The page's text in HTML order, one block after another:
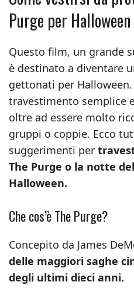
Purge per Halloween
Questo film, un grande
è destinato a diventare
gettonati per
travestimento semplice
oltre ad essere molto
gruppi o coppie. Ecco
suggerimenti per
The Purge o la notte
Halloween.
Che cos’è The Purge?
Concepito da James
delle maggiori saghe
degli ultimi dieci anni.